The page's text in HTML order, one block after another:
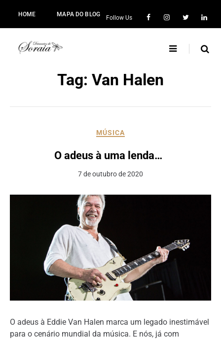
HOME MAPA DO BLOG
Follow Us
Tag: Van Halen
MÚSICA
O adeus à uma lenda…
7 de outubro de 2020
O adeus à Eddie Van Halen marca um legado inestimável
para o cenário mundial da música. E nós, já com